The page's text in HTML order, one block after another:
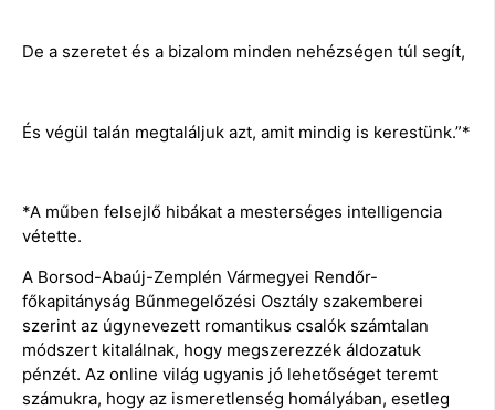
De a szeretet és a bizalom minden nehézségen túl segít,
És végül talán megtaláljuk azt, amit mindig is kerestünk.”*
*A műben felsejlő hibákat a mesterséges intelligencia
vétette.
A Borsod-Abaúj-Zemplén Vármegyei Rendőr-
főkapitányság Bűnmegelőzési Osztály szakemberei
szerint az úgynevezett romantikus csalók számtalan
módszert kitalálnak, hogy megszerezzék áldozatuk
pénzét. Az online világ ugyanis jó lehetőséget teremt
számukra, hogy az ismeretlenség homályában, esetleg